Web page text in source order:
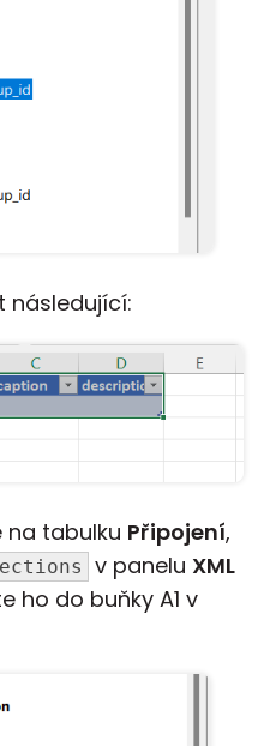
následující:
na tabulku Připojení,
v panelu XML
ho do buňky A1 v